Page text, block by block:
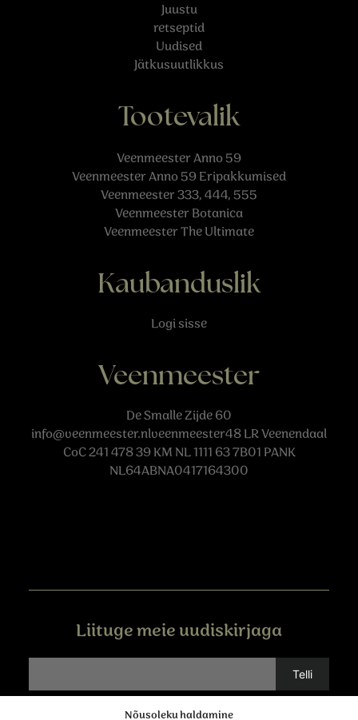
Nõusoleku haldamine
Juustu
retseptid
Uudised
Jätkusuutlikkus
Tootevalik
Veenmeester Anno 59
Veenmeester Anno 59 Eripakkumised
Veenmeester 333, 444, 555
Veenmeester Botanica
Veenmeester The Ultimate
Kaubanduslik
Logi sisse
Veenmeester
De Smalle Zijde 60
info@veenmeester.nlveenmeester48LR Veenendaal
CoC 241 478 39 KM NL 1111 63 7B01 PANK
NL64ABNA0417164300
Liituge meie uudiskirjaga